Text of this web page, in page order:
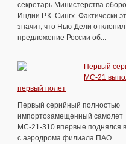
секретарь Министерства
Индии Р.К. Сингх. Фактически
значит, что Нью-Дели отклонил
предложение России об...
Первый
МС-21
первый полет
Первый серийный полностью
импортозамещенный самолет
МС-21-310 впервые поднялся
с аэродрома филиала ПАО